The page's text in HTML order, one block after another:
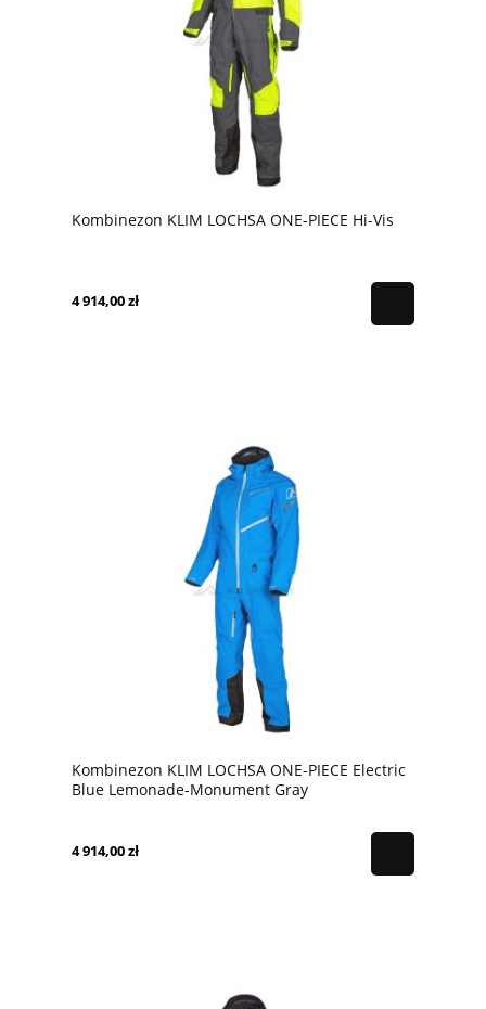
Kombinezon KLIM LOCHSA ONE-PIECE Hi-Vis
4 914,00 zł
Kombinezon KLIM LOCHSA ONE-PIECE Electric
Blue Lemonade-Monument Gray
4 914,00 zł